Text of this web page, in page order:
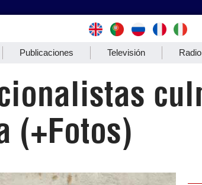
Publicaciones Televisión Radio
(+Fotos)